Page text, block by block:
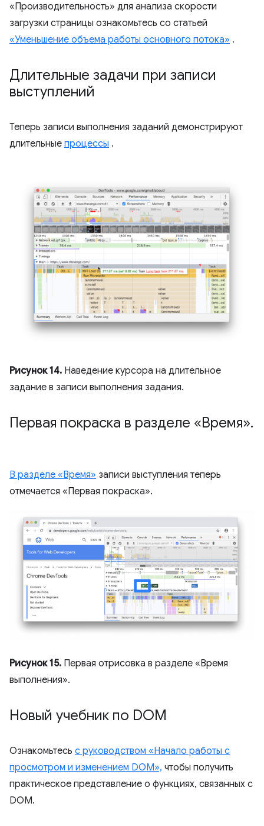
«Производительность» для анализа скорости
загрузки страницы ознакомьтесь со статьей
«Уменьшение объема работы основного потока» .
Длительные задачи при записи
выступлений
Теперь записи выполнения заданий демонстрируют
длительные процессы .
Рисунок 14. Наведение курсора на длительное
задание в записи выполнения задания.
Первая покраска в разделе «Время».
В разделе «Время» записи выступления теперь
отмечается «Первая покраска».
Рисунок 15. Первая отрисовка в разделе «Время
выполнения».
Новый учебник по DOM
Ознакомьтесь с руководством «Начало работы с
просмотром и изменением DOM», чтобы получить
практическое представление о функциях, связанных с
DOM.